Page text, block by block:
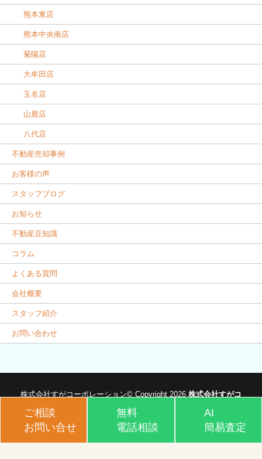
熊本東店
熊本中央南店
菊陽店
大牟田店
玉名店
山鹿店
八代店
不動産売却事例
お客様の声
スタッフブログ
お知らせ
不動産豆知識
コラム
よくある質問
会社概要
スタッフ紹介
お問い合わせ
株式会社すがコーポレーション© Copyright 2026 株式会社すがコ
ご相談
お問い合せ
無料
電話相談
AI
簡易査定